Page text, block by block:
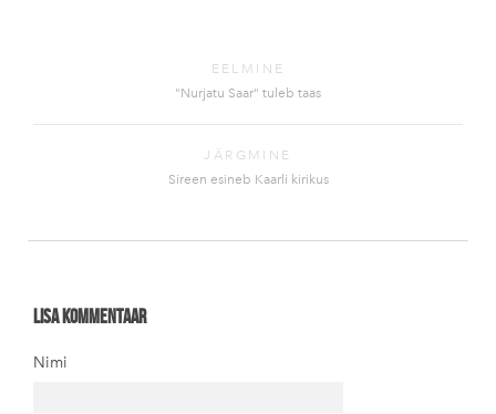
EELMINE
"Nurjatu Saar" tuleb taas
JÄRGMINE
Sireen esineb Kaarli kirikus
Lisa kommentaar
Nimi